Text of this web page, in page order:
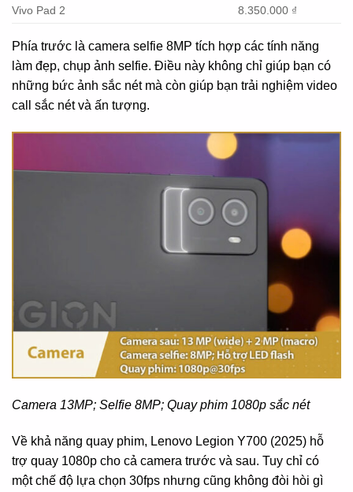
Vivo Pad 2 8.350.000 ₫
Phía trước là camera selfie 8MP tích hợp các tính năng
làm đẹp, chụp ảnh selfie. Điều này không chỉ giúp bạn có
những bức ảnh sắc nét mà còn giúp bạn trải nghiệm video
call sắc nét và ấn tượng.
Camera 13MP; Selfie 8MP; Quay phim 1080p sắc nét
Về khả năng quay phim, Lenovo Legion Y700 (2025) hỗ
trợ quay 1080p cho cả camera trước và sau. Tuy chỉ có
một chế độ lựa chọn 30fps nhưng cũng không đòi hòi gì